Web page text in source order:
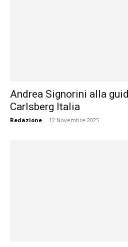
Andrea Signorini alla
Carlsberg Italia
Redazione - 12 Novembre 2025